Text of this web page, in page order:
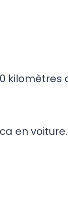
kilomètres
en voiture.